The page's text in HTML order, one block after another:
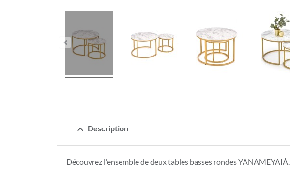
expand_less Description
Découvrez l'ensemble de deux tables basses rondes YANAMEYAIÁ.